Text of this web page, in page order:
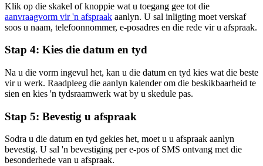
Klik op die skakel of knoppie wat u toegang gee tot die
aanvraagvorm vir 'n afspraak aanlyn. U sal inligting moet verskaf
soos u naam, telefoonnommer, e-posadres en die rede vir u afspraak.
Stap 4: Kies die datum en tyd
Na u die vorm ingevul het, kan u die datum en tyd kies wat die beste
vir u werk. Raadpleeg die aanlyn kalender om die beskikbaarheid te
sien en kies 'n tydsraamwerk wat by u skedule pas.
Stap 5: Bevestig u afspraak
Sodra u die datum en tyd gekies het, moet u u afspraak aanlyn
bevestig. U sal 'n bevestiging per e-pos of SMS ontvang met die
besonderhede van u afspraak.